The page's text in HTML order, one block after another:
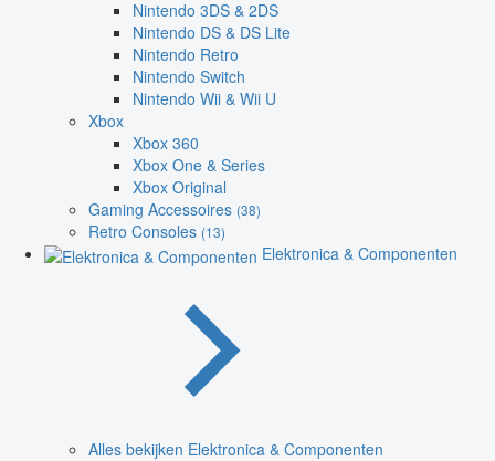
Nintendo 3DS & 2DS
Nintendo DS & DS Lite
Nintendo Retro
Nintendo Switch
Nintendo Wii & Wii U
Xbox
Xbox 360
Xbox One & Series
Xbox Original
Gaming Accessoires (38)
Retro Consoles (13)
Elektronica & Componenten
Alles bekijken Elektronica & Componenten